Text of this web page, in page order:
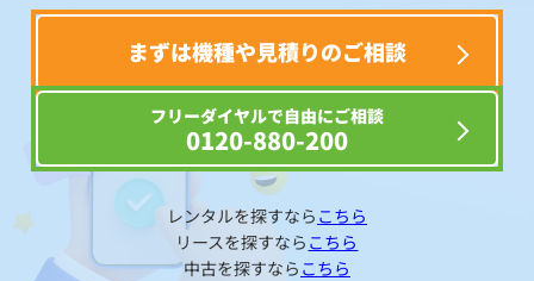
まずは機種や見積りのご相談
フリーダイヤルで自由にご相談
0120-880-200
レンタルを探すなら こちら
リースを探すなら こちら
中古を探すなら こちら